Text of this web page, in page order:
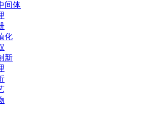
间体
化
新